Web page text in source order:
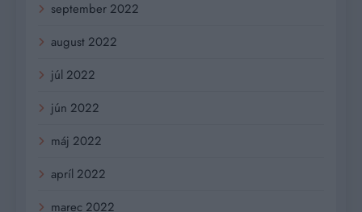
september 2022
august 2022
júl 2022
jún 2022
máj 2022
apríl 2022
marec 2022